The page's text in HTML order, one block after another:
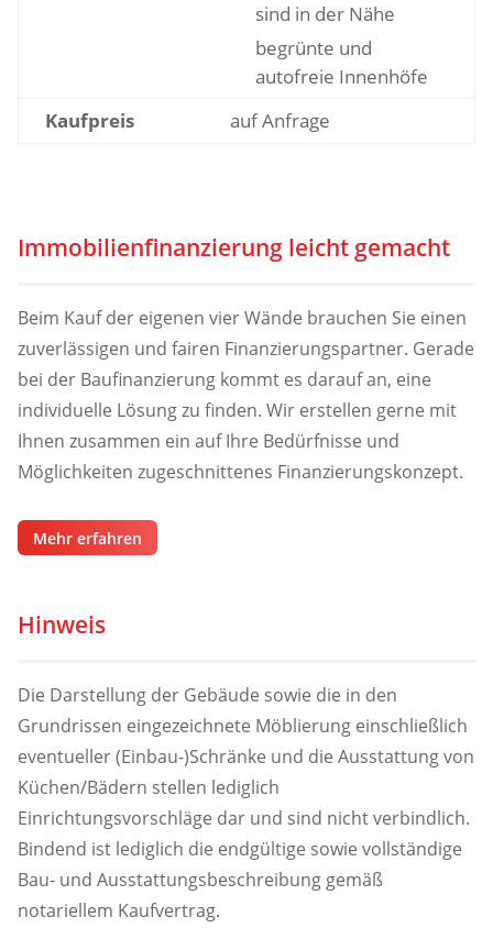
sind in der Nähe
begrünte und
autofreie Innenhöfe
Kaufpreis
auf Anfrage
Immobilienfinanzierung leicht gemacht
Beim Kauf der eigenen vier Wände brauchen Sie einen
zuverlässigen und fairen Finanzierungspartner. Gerade
bei der Baufinanzierung kommt es darauf an, eine
individuelle Lösung zu finden. Wir erstellen gerne mit
Ihnen zusammen ein auf Ihre Bedürfnisse und
Möglichkeiten zugeschnittenes Finanzierungskonzept.
Mehr erfahren
Hinweis
Die Darstellung der Gebäude sowie die in den
Grundrissen eingezeichnete Möblierung einschließlich
eventueller (Einbau-)Schränke und die Ausstattung von
Küchen/Bädern stellen lediglich
Einrichtungsvorschläge dar und sind nicht verbindlich.
Bindend ist lediglich die endgültige sowie vollständige
Bau- und Ausstattungsbeschreibung gemäß
notariellem Kaufvertrag.